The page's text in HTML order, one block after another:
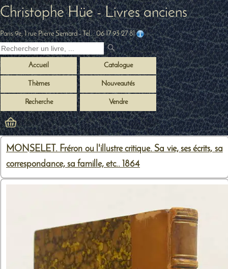
Christophe Hüe - Livres anciens
Paris 9e, 1 rue Pierre Semard- Tel. :06 17 93 27 81
Accueil Catalogue
Thèmes Nouveautés
Recherche Vendre
MONSELET. Fréron ou l'illustre critique. Sa vie, ses écrits, sa
correspondance, sa famille, etc.. 1864